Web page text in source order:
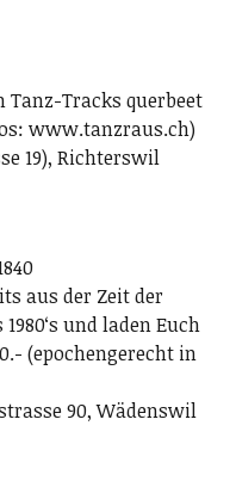
Tanz-Tracks querbeet
www.tanzraus.ch)
19), Richterswil
aus der Zeit der
und laden Euch
(epochengerecht in
90, Wädenswil